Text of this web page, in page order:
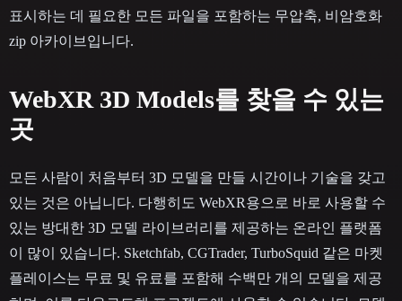
표시하는 데 필요한 모든 파일을 포함하는 무압축, 비암호화
zip 아카이브입니다.
WebXR 3D Models를 찾을 수 있는
곳
모든 사람이 처음부터 3D 모델을 만들 시간이나 기술을 갖고
있는 것은 아닙니다. 다행히도 WebXR용으로 바로 사용할 수
있는 방대한 3D 모델 라이브러리를 제공하는 온라인 플랫폼
이 많이 있습니다. Sketchfab, CGTrader, TurboSquid 같은 마켓
플레이스는 무료 및 유료를 포함해 수백만 개의 모델을 제공